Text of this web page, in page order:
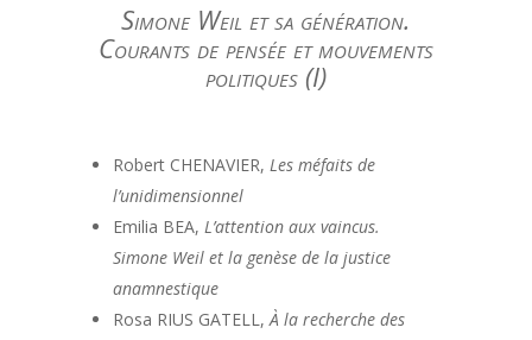
Simone Weil et sa génération.
Courants de pensée et mouvements
politiques (I)
Robert CHENAVIER, Les méfaits de
l’unidimensionnel
Emilia BEA, L’attention aux vaincus.
Simone Weil et la genèse de la justice
anamnestique
Rosa RIUS GATELL,À la recherche des